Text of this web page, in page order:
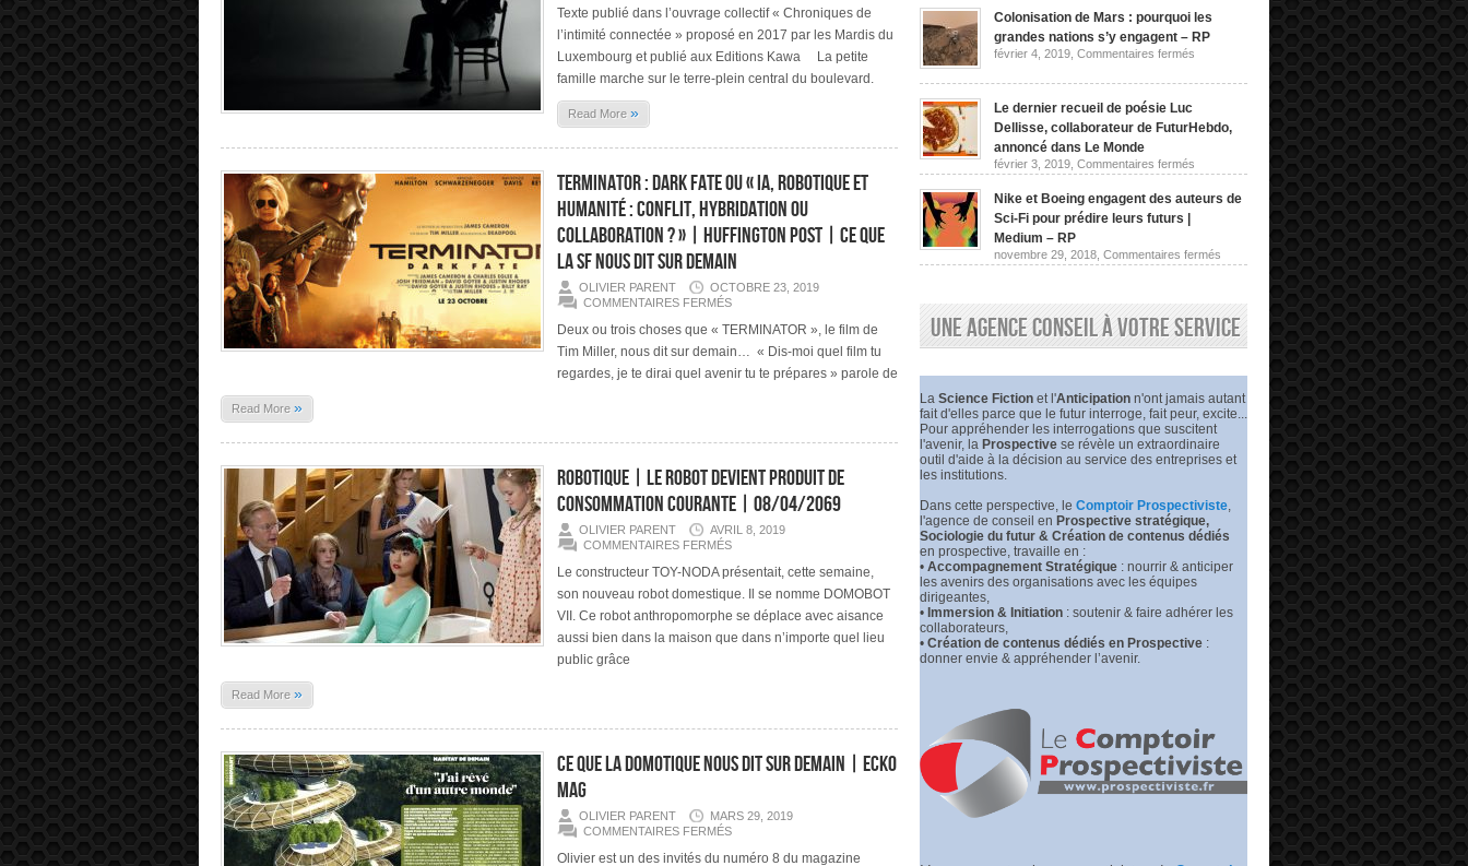
08/06/2070
|
MARDIS
DU
LUXEMBOURG
#09
Texte publié dans l’ouvrage collectif « Chroniques de
l’intimité connectée » proposé en 2017 par les Mardis du
Luxembourg et publié aux Editions Kawa La petite
famille marche sur le terre-plein central du boulevard.
Read More »
TERMINATOR : DARK FATE ou « IA, robotique et
humanité : conflit, hybridation ou
collaboration ? » | Huffington Post | Ce que
la SF nous dit sur demain
OLIVIER PARENT
OCTOBRE 23, 2019
COMMENTAIRES FERMÉSSUR
: DARK
«
IA,
ROBOTIQUE
HYBRIDATION
COLLABORATION
?
»
|
HUFFINGTON
POST
|
QUE
LA
SF
NOUS
SUR
Deux ou trois choses que « TERMINATOR », le film de
Tim Miller, nous dit sur demain… « Dis-moi quel film tu
regardes, je te dirai quel avenir tu te prépares » parole de
Read More »
Robotique | Le robot devient produit de
consommation courante | 08/04/2069
OLIVIER PARENT
AVRIL 8, 2019
COMMENTAIRES FERMÉSSUR
|
ROBOT
DEVIENT
PRODUIT
DE
CONSOMMATION
Le constructeur TOY-NODA présentait, cette semaine,
son nouveau robot domestique. Il se nomme DOMOBOT
VII. Ce robot anthropomorphe se déplace avec aisance
aussi bien dans la maison que dans n’importe quel lieu
public grâce
Read More »
Ce que la DOMOTIQUE nous dit sur demain | Ecko
Mag
OLIVIER PARENT
MARS 29, 2019
COMMENTAIRES FERMÉSSUR
QUE
Olivier est un des invités du numéro 8 du magazine
comment
obtenir
des
rares
sans
les
extraire
la
roche
Chris
Baraniuk,
Colonisation de Mars : pourquoi les
grandes nations s’y engagent – RP
février 4, 2019, Commentaires fermés
les
–
Le dernier recueil de poésie Luc
Dellisse, collaborateur de FuturHebdo,
annoncé dans Le Monde
février 3, 2019, Commentaires fermés
Le
recueil
Dellisse,
collaborateur
annoncé
dans
Le
Monde
Nike et Boeing engagent des auteurs de
Sci-Fi pour prédire leurs futurs |
Medium – RP
novembre 29, 2018, Commentaires fermés
Nike
engagent
des
auteurs
de
prédire
leurs
RP
Une agence conseil à votre service
La Science Fiction et l'Anticipation n'ont jamais autant
fait d'elles parce que le futur interroge, fait peur, excite...
Pour appréhender les interrogations que suscitent
l'avenir, la Prospective se révèle un extraordinaire
outil d'aide à la décision au service des entreprises et
les institutions.
Dans cette perspective, l e Comptoir Prospectiviste,
l'agence de conseil en Prospective stratégique,
Sociologie du futur & Création de contenus dédiés
en prospective, travaille en :
• Accompagnement Stratégique : nourrir & anticiper
les avenirs des organisations avec les équipes
dirigeantes,
• Immersion & Initiation : soutenir & faire adhérer les
collaborateurs,
• Création de contenus dédiés en Prospective :
donner envie & appréhender l’avenir.